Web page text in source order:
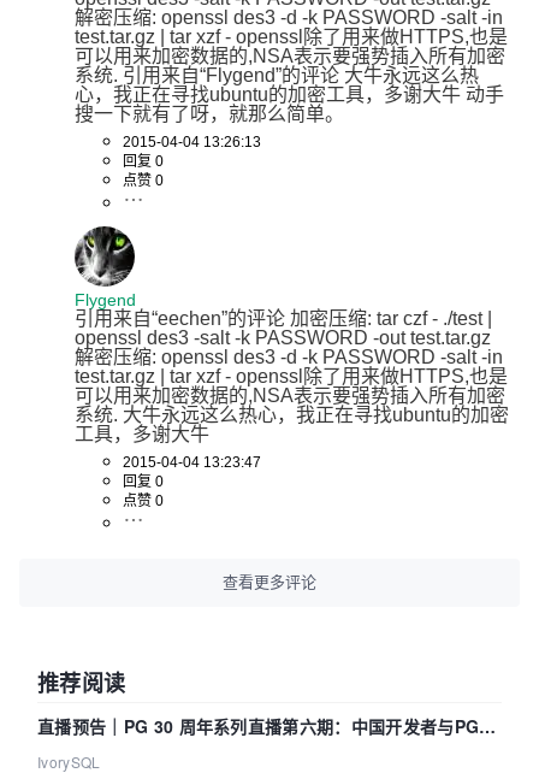
解密压缩: openssl des3 -d -k PASSWORD -salt -in
test.tar.gz | tar xzf - openssl除了用来做HTTPS,也是
可以用来加密数据的,NSA表示要强势插入所有加密
系统. 引用来自“Flygend”的评论 大牛永远这么热
心，我正在寻找ubuntu的加密工具，多谢大牛 动手
搜一下就有了呀，就那么简单。
2015-04-04 13:26:13
回复 0
点赞 0
Flygend
引用来自“eechen”的评论 加密压缩: tar czf - ./test |
openssl des3 -salt -k PASSWORD -out test.tar.gz
解密压缩: openssl des3 -d -k PASSWORD -salt -in
test.tar.gz | tar xzf - openssl除了用来做HTTPS,也是
可以用来加密数据的,NSA表示要强势插入所有加密
系统. 大牛永远这么热心，我正在寻找ubuntu的加密
工具，多谢大牛
2015-04-04 13:23:47
回复 0
点赞 0
查看更多评论
推荐阅读
直播预告｜PG 30 周年系列直播第六期：中国开发者与PG内
核——我们改得动吗？我们贡献了什么？
IvorySQL